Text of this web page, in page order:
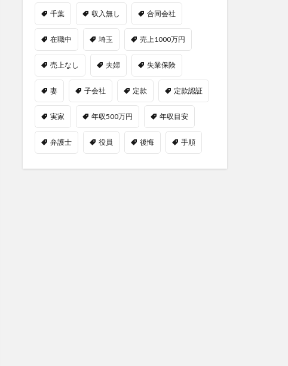
千葉 収入無し 合同会社
在職中 埼玉 売上1000万円
売上なし 夫婦 失業保険
妻 子会社 定款 定款認証
実家 年収500万円 年収目安
弁護士 役員 後悔 手順